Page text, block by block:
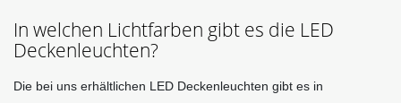
In welchen Lichtfarben gibt es die LED
Deckenleuchten?
Die bei uns erhältlichen LED Deckenleuchten gibt es in